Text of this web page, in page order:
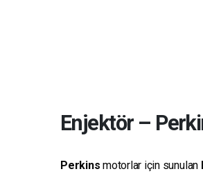
Enjektör–
Perkins motorlar için sunulan